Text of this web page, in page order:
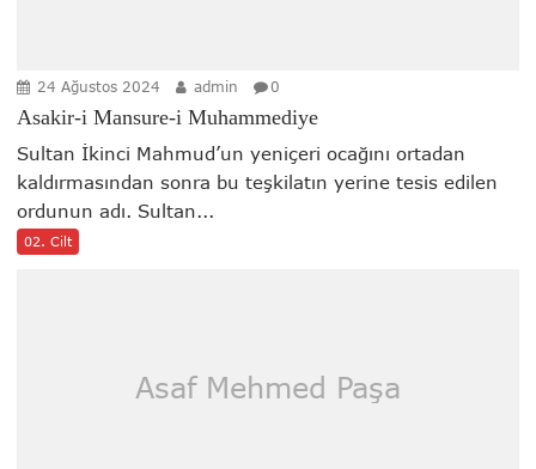
24 Ağustos 2024 admin 0
Asakir-i Mansure-i Muhammediye
Sultan İkinci Mahmud’un yeniçeri ocağını ortadan
kaldırmasından sonra bu teşkilatın yerine tesis edilen
ordunun adı. Sultan...
02. Cilt
Asaf Mehmed Paşa